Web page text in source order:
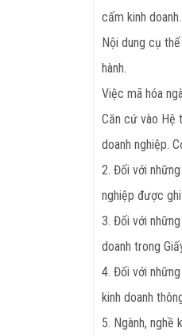
cấm kinh doanh.
Nội dung cụ
hành.
Việc mã hóa
Căn cứ vào Hệ
doanh nghiệp.
2. Đối với
nghiệp được
3. Đối với
doanh trong
4. Đối với
kinh doanh
5. Ngành, nghề